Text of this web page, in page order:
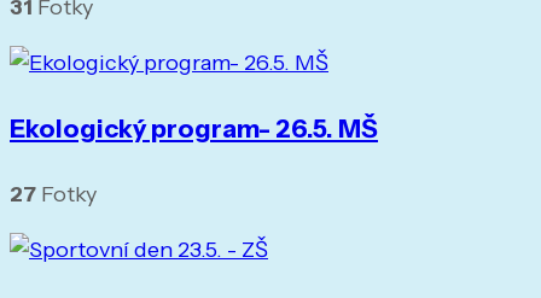
31 Fotky
Ekologický program- 26.5. MŠ
27 Fotky